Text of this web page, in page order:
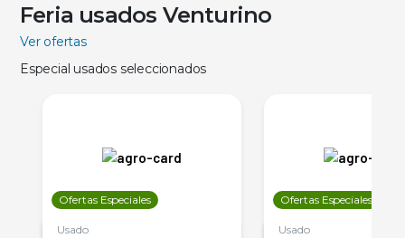
Feria usados Venturino
Ver ofertas
Especial usados seleccionados
Ofertas Especiales
Usado
Ofertas Especiales
Usado